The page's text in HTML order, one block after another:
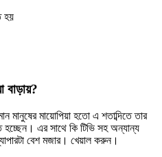
হয়
বাড়ায়?
মানুষের মায়োপিয়া হতো এ শতাব্দিতে তার
হচ্ছেন। এর সাথে কি টিভি সহ অন্যান্য
বেশ মজার। খেয়াল করুন।